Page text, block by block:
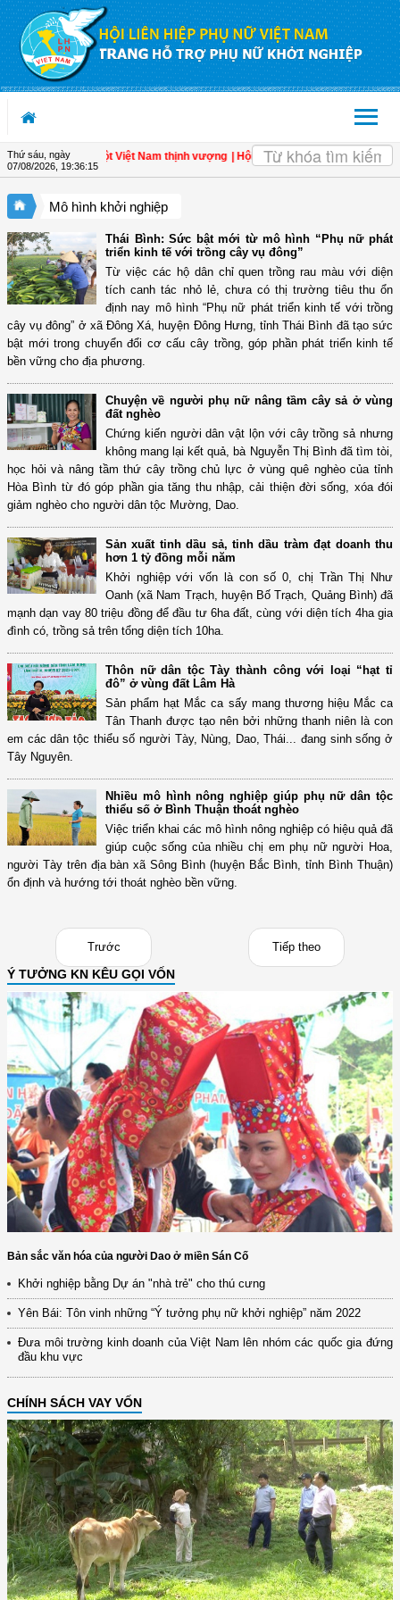
Truy cập nội dung luôn
Thứ sáu, ngày
07/08/2026 19:36:16
Đòn bẩy cho một Việt Nam thịnh vượng | Hội LHPN tỉnh Kiên Giang biểu
Mô hình khởi nghiệp
Thái Bình: Sức bật mới từ mô hình “Phụ nữ phát
triển kinh tế với trồng cây vụ đông”
Từ việc các hộ dân chỉ quen trồng rau màu với diện
tích canh tác nhỏ lẻ, chưa có thị trường tiêu thu ổn
định nay mô hình “Phụ nữ phát triển kinh tế với trồng
cây vụ đông” ở xã Đông Xá, huyện Đông Hưng, tỉnh Thái Bình đã tạo sức
bật mới trong chuyển đổi cơ cấu cây trồng, góp phần phát triển kinh tế
bền vững cho địa phương.
Chuyện về người phụ nữ nâng tầm cây sả ở vùng
đất nghèo
Chứng kiến người dân vật lộn với cây trồng sả nhưng
không mang lại kết quả, bà Nguyễn Thị Bình đã tìm tòi,
học hỏi và nâng tầm thứ cây trồng chủ lực ở vùng quê nghèo của tỉnh
Hòa Bình từ đó góp phần gia tăng thu nhập, cải thiện đời sống, xóa đói
giảm nghèo cho người dân tộc Mường, Dao.
Sản xuất tinh dầu sả, tinh dầu tràm đạt doanh thu
hơn 1 tỷ đồng mỗi năm
Khởi nghiệp với vốn là con số 0, chị Trần Thị Như
Oanh (xã Nam Trạch, huyện Bố Trạch, Quảng Bình) đã
mạnh dạn vay 80 triệu đồng để đầu tư 6ha đất, cùng với diện tích 4ha gia
đình có, trồng sả trên tổng diện tích 10ha.
Thôn nữ dân tộc Tày thành công với loại “hạt tỉ
đô” ở vùng đất Lâm Hà
Sản phẩm hạt Mắc ca sấy mang thương hiệu Mắc ca
Tân Thanh được tạo nên bởi những thanh niên là con
em các dân tộc thiểu số người Tày, Nùng, Dao, Thái... đang sinh sống ở
Tây Nguyên.
Nhiều mô hình nông nghiệp giúp phụ nữ dân tộc
thiểu số ở Bình Thuận thoát nghèo
Việc triển khai các mô hình nông nghiệp có hiệu quả đã
giúp cuộc sống của nhiều chị em phụ nữ người Hoa,
người Tày trên địa bàn xã Sông Bình (huyện Bắc Bình, tỉnh Bình Thuận)
ổn định và hướng tới thoát nghèo bền vững.
Trước Tiếp theo
Ý TƯỞNG KN KÊU GỌI VỐN
Bản sắc văn hóa của người Dao ở miền Sán Cố
Khởi nghiệp bằng Dự án "nhà trẻ" cho thú cưng
Yên Bái: Tôn vinh những “Ý tưởng phụ nữ khởi nghiệp” năm 2022
Đưa môi trường kinh doanh của Việt Nam lên nhóm các quốc gia đứng
đầu khu vực
CHÍNH SÁCH VAY VỐN
OK